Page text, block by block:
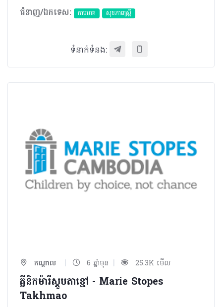
ជំនាញ/ឯកទេស:
កាមរោគ សុខភាពស្រ្តី
ទំនាក់ទំនង:
កណ្ដាល | 6 ឆ្នាំមុន | 25.3K មើល
គ្លីនិកម៉ារីស្តូបតាខ្មៅ - Marie Stopes
Takhmao